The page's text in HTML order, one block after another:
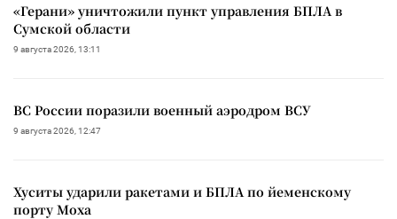
«Герани» уничтожили пункт управления БПЛА в
Сумской области
9 августа 2026, 13:11
ВС России поразили военный аэродром ВСУ
9 августа 2026, 12:47
Хуситы ударили ракетами и БПЛА по йеменскому
порту Моха